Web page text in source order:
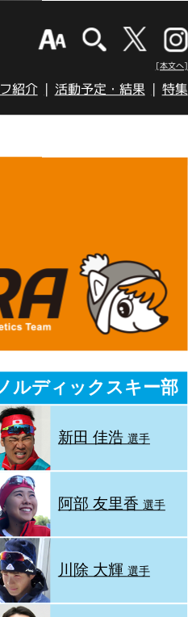
[本文へ]
紹介 活動予定・結果 特集
ルディックスキー部
新田 佳浩 選手
阿部 友里香 選手
川除 大輝 選手